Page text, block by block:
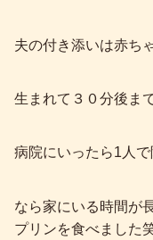
夫の付き添いは赤ち
生まれて３０分後ま
病院にいったら1人
なら家にいる時間が
プリンを食べました